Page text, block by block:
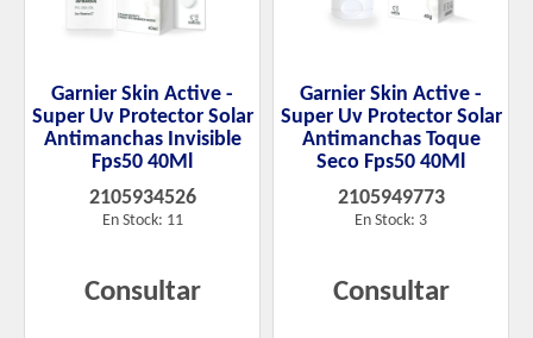
Garnier Skin Active -
Super Uv Protector Solar
Antimanchas Invisible
Fps50 40Ml
2105934526
En Stock: 11
Consultar
Garnier Skin Active -
Super Uv Protector Solar
Antimanchas Toque
Seco Fps50 40Ml
2105949773
En Stock: 3
Consultar